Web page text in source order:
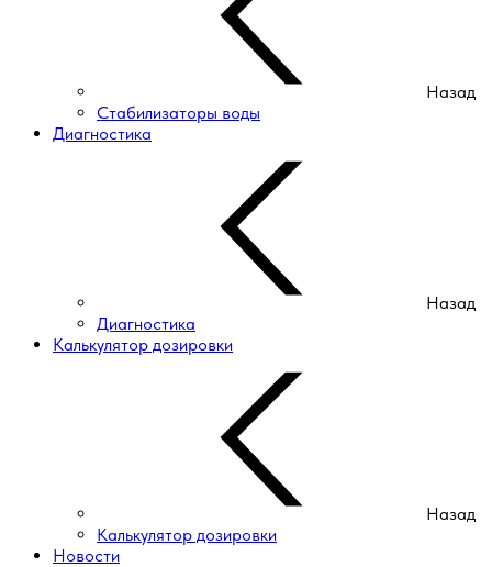
Назад
Стабилизаторы воды
Диагностика
Назад
Диагностика
Калькулятор дозировки
Назад
Калькулятор дозировки
Новости